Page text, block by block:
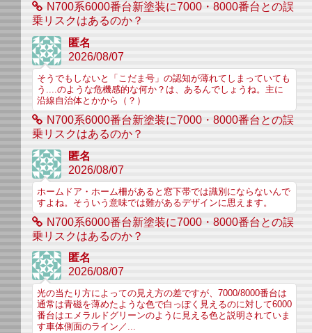
N700系6000番台新塗装に7000・8000番台との誤
乗リスクはあるのか？
匿名
2026/08/07
そうでもしないと「こだま号」の認知が薄れてしまっていても
う....のような危機感的な何か？は、あるんでしょうね。主に
沿線自治体とかから（？）
N700系6000番台新塗装に7000・8000番台との誤
乗リスクはあるのか？
匿名
2026/08/07
ホームドア・ホーム柵があると窓下帯では識別にならないんで
すよね。そういう意味では難があるデザインに思えます。
N700系6000番台新塗装に7000・8000番台との誤
乗リスクはあるのか？
匿名
2026/08/07
光の当たり方によっての見え方の差ですが、7000/8000番台は
通常は青磁を薄めたような色で白っぽく見えるのに対して6000
番台はエメラルドグリーンのように見える色と説明されていま
す車体側面のライン／...